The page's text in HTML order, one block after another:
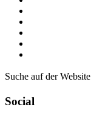
Suche auf der Website
Social